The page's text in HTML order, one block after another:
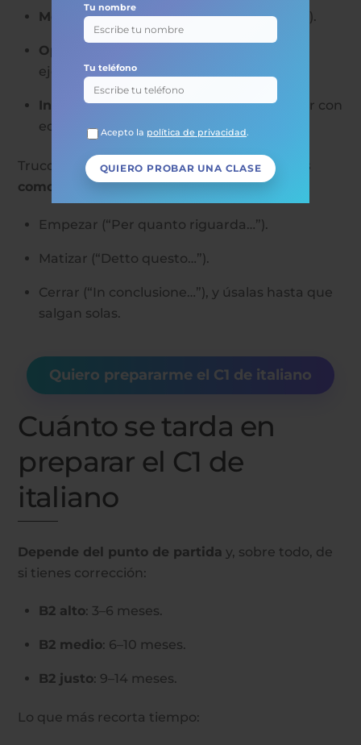
Tu nombre
Tu teléfono
Acepto la política de privacidad.
Monólogo 2 min(inicio → 2 ideas → cierre).
Opinión con matiz
ejemplo).
Interacción(preguntar, matizar, discrepar con
educación).
Truco rápido de 10 días: prepara12–15 “frases
comodín buenas”para:
Empezar (“Per quanto riguarda…”).
Matizar (“Detto questo…”).
Cerrar (“In conclusione…”), y úsalas hasta que
salgan solas.
Quiero prepararme el C1 de italiano
Cuánto se tarda en
preparar el C1 de
italiano
Depende del punto de partida y, sobre todo, de
si tienes corrección:
B2 alto: 3–6 meses.
B2 medio: 6–10 meses.
B2 justo: 9–14 meses.
Lo que más recorta tiempo: